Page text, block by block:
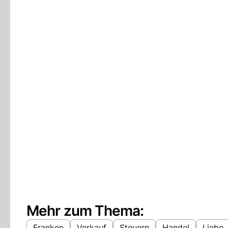
Mehr zum Thema: